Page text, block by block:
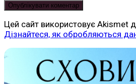
Цей сайт використовує Akismet
Дізнайтеся, як обробляються